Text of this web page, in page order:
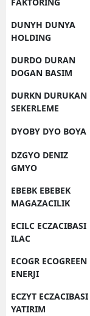
DUNYH DUNYA
HOLDING
DURDO DURAN
DOGAN BASIM
DURKN DURUKAN
SEKERLEME
DYOBY DYO BOYA
DZGYO DENIZ
GMYO
EBEBK EBEBEK
MAGAZACILIK
ECILC ECZACIBASI
ILAC
ECOGR ECOGREEN
ENERJI
ECZYT ECZACIBASI
YATIRIM